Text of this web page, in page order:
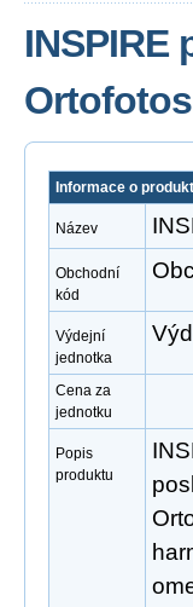
INSPIRE
Informace o
Název
Obchodní
kód
Výdejní
jednotka
Cena za
jednotku
Popis
produktu